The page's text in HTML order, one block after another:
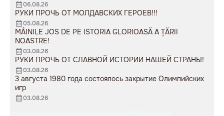
06.08.26
РУКИ ПРОЧЬ ОТ МОЛДАВСКИХ ГЕРОЕВ!!!
05.08.26
MÂINILE JOS DE PE ISTORIA GLORIOASĂ A ȚĂRII
NOASTRE!
03.08.26
РУКИ ПРОЧЬ ОТ СЛАВНОЙ ИСТОРИИ НАШЕЙ СТРАНЫ!
03.08.26
3 августа 1980 года состоялось закрытие Олимпийских
игр
03.08.26